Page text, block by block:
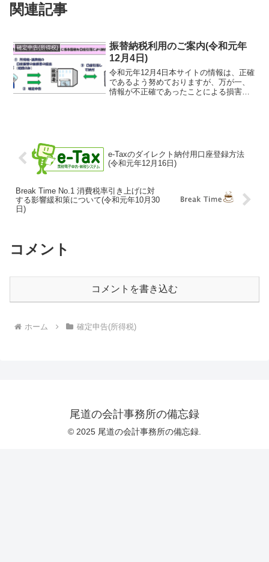
関連記事
確定申告(所得税)
振替納税利用のご案内(令和元年
12月4日)
令和元年12月4日本サイトの情報は、正確
であるよう努めておりますが、万が一、
情報が不正確であったことによる損害に
e-Taxのダイレクト納付用口座登録方法
(令和元年12月16日)
Break Time No.1 消費税率引き上げに対
する影響緩和策について(令和元年10月30
日)
コメント
コメントを書き込む
ホーム 確定申告(所得税)
尾道の会計事務所の備忘録
© 2025 尾道の会計事務所の備忘録.